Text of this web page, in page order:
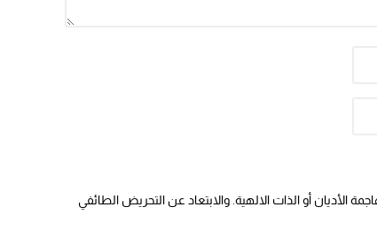
الأديان أو الذات الالهية. والابتعاد عن التحريض الطائفي